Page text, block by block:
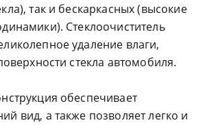
так и бескаркасных (высокие
Стеклоочиститель
удаление влаги,
стекла автомобиля.
обеспечивает
вид, а также позволяет легко и